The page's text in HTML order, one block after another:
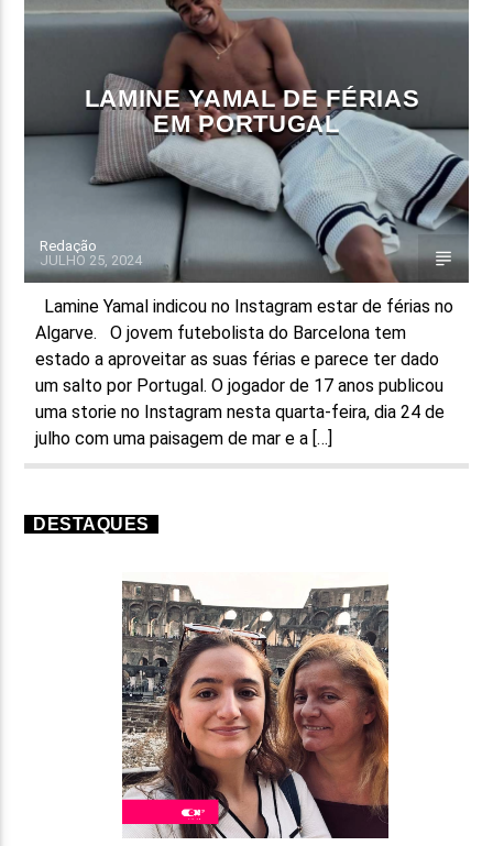
LAMINE YAMAL DE FÉRIAS
EM PORTUGAL
Redação
JULHO 25, 2024
Lamine Yamal indicou no Instagram estar de férias no
Algarve. O jovem futebolista do Barcelona tem
estado a aproveitar as suas férias e parece ter dado
um salto por Portugal. O jogador de 17 anos publicou
uma storie no Instagram nesta quarta-feira, dia 24 de
julho com uma paisagem de mar e a […]
DESTAQUES